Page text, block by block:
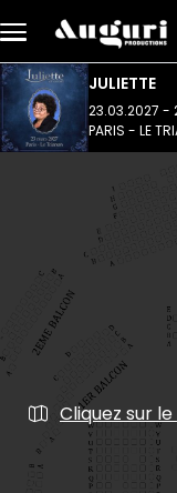
JULIETTE
23.03.2027 -
PARIS - LE
Cliquez sur